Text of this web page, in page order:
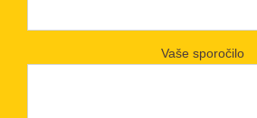
Vaše sporočilo